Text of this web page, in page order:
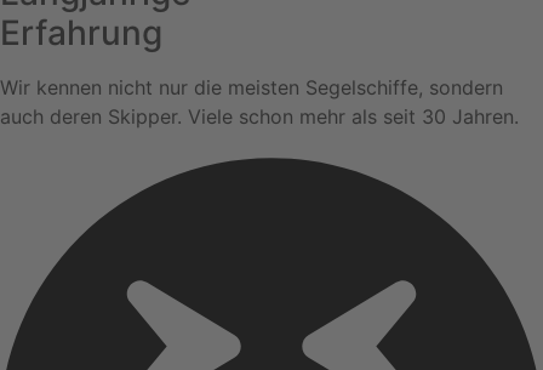
Erfahrung
Wir kennen nicht nur die meisten Segelschiffe, sondern
auch deren Skipper. Viele schon mehr als seit 30 Jahren.